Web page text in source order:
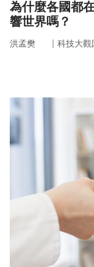
為什麼各國都
響世界嗎？
洪孟樊 ｜ 科技大觀